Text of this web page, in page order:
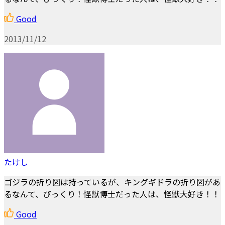
Good
2013/11/12
たけし
ゴジラの折り図は持っているが、キングギドラの折り図があ
るなんて、びっくり！怪獣博士だった人は、怪獣大好き！！
Good